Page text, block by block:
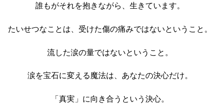
誰もがそれを抱きながら、生きています。
たいせつなことは、受けた傷の痛みではないということ。
流した涙の量ではないということ。
涙を宝石に変える魔法は、あなたの決心だけ。
「真実」に向き合うという決心。